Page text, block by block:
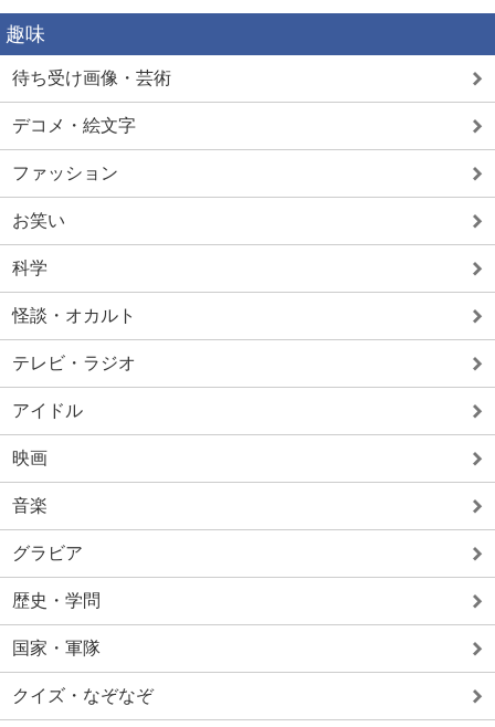
趣味
待ち受け画像・芸術
デコメ・絵文字
ファッション
お笑い
科学
怪談・オカルト
テレビ・ラジオ
アイドル
映画
音楽
グラビア
歴史・学問
国家・軍隊
クイズ・なぞなぞ